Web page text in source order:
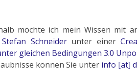
möchte ich mein Wissen mit
Schneiderunter einer
gleichen Bedingungen 3.0
können Sie unter info [at]